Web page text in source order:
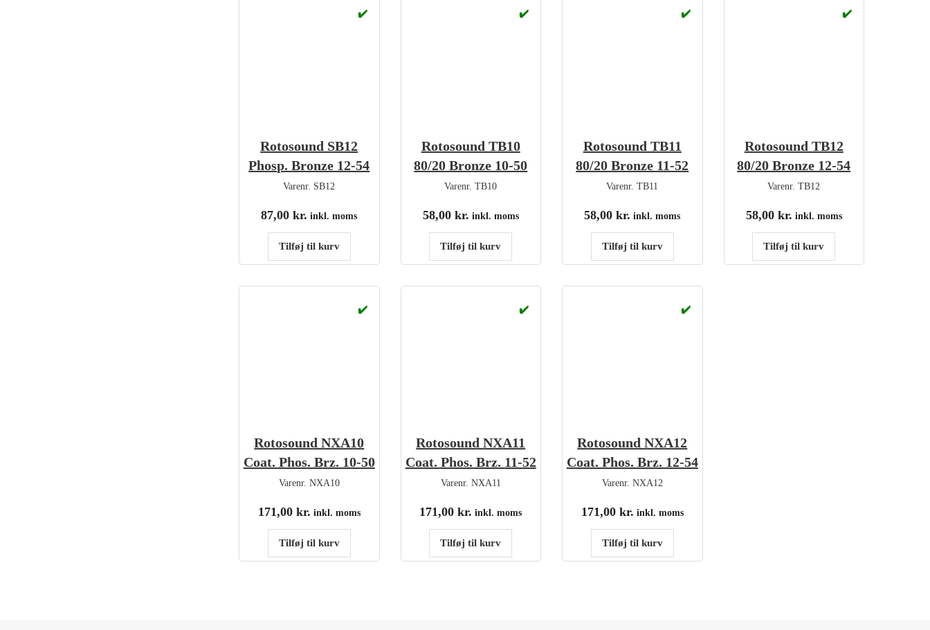
✔️
Rotosound SB12
Phosp. Bronze 12-54
Varenr. SB12
87,00kr. inkl. moms
Tilføj til kurv
✔️
Rotosound TB10
80/20 Bronze 10-50
Varenr.TB10
58,00 kr. inkl. moms
Tilføj til kurv
✔️
Rotosound TB11
80/20 Bronze 11-52
Varenr.TB11
58,00kr. inkl. moms
Tilføj til kurv
✔️
Rotosound TB12
80/20 Bronze 12-54
Varenr.TB12
58,00 kr. inkl. moms
Tilføj til kurv
✔️
Rotosound NXA10
Coat. Phos. Brz. 10-50
Varenr. NXA10
171,00 kr. inkl. moms
Tilføj til kurv
✔️
Rotosound NXA11
Coat. Phos. Brz. 11-52
Varenr. NXA11
171,00kr. inkl. moms
Tilføj til kurv
✔️
Rotosound NXA12
Coat. Phos. Brz. 12-54
Varenr. NXA12
171,00 kr. inkl. moms
Tilføj til kurv